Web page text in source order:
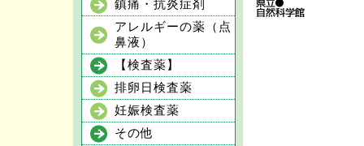
鎮痛・抗炎症剤
アレルギーの薬（点
鼻液）
【検査薬】
排卵日検査薬
妊娠検査薬
その他